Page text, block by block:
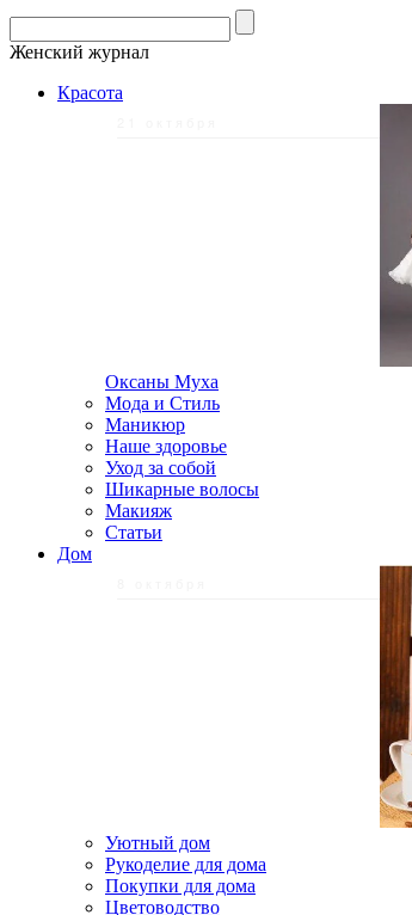
Женский журнал
Красота
Оксаны Муха
Мода и Стиль
Маникюр
Наше здоровье
Уход за собой
Шикарные волосы
Макияж
Статьи
Дом
Уютный дом
Рукоделие для дома
Покупки для дома
Цветоводство